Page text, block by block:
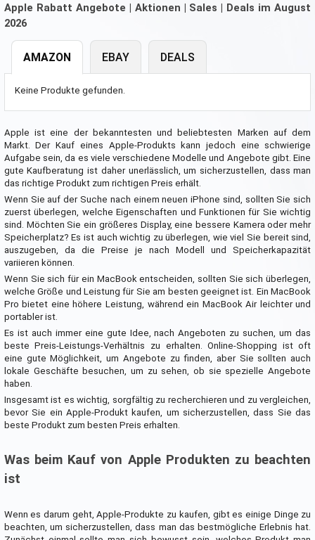
Apple Rabatt Angebote | Aktionen | Sales | Deals im August
2026
AMAZON
Keine Produkte gefunden.
EBAY DEALS
Apple ist eine der bekanntesten und beliebtesten Marken auf dem
Markt. Der Kauf eines Apple-Produkts kann jedoch eine schwierige
Aufgabe sein, da es viele verschiedene Modelle und Angebote gibt. Eine
gute Kaufberatung ist daher unerlässlich, um sicherzustellen, dass man
das richtige Produkt zum richtigen Preis erhält.
Wenn Sie auf der Suche nach einem neuen iPhone sind, sollten Sie sich
zuerst überlegen, welche Eigenschaften und Funktionen für Sie wichtig
sind. Möchten Sie ein größeres Display, eine bessere Kamera oder mehr
Speicherplatz? Es ist auch wichtig zu überlegen, wie viel Sie bereit sind,
auszugeben, da die Preise je nach Modell und Speicherkapazität
variieren können.
Wenn Sie sich für ein MacBook entscheiden, sollten Sie sich überlegen,
welche Größe und Leistung für Sie am besten geeignet ist. Ein MacBook
Pro bietet eine höhere Leistung, während ein MacBook Air leichter und
portabler ist.
Es ist auch immer eine gute Idee, nach Angeboten zu suchen, um das
beste Preis-Leistungs-Verhältnis zu erhalten. Online-Shopping ist oft
eine gute Möglichkeit, um Angebote zu finden, aber Sie sollten auch
lokale Geschäfte besuchen, um zu sehen, ob sie spezielle Angebote
haben.
Insgesamt ist es wichtig, sorgfältig zu recherchieren und zu vergleichen,
bevor Sie ein Apple-Produkt kaufen, um sicherzustellen, dass Sie das
beste Produkt zum besten Preis erhalten.
Was beim Kauf von Apple Produkten zu beachten
ist
Wenn es darum geht, Apple-Produkte zu kaufen, gibt es einige Dinge zu
beachten, um sicherzustellen, dass man das bestmögliche Erlebnis hat.